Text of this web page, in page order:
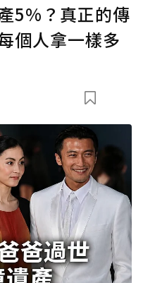
5%？真正的傳
個人拿一樣多